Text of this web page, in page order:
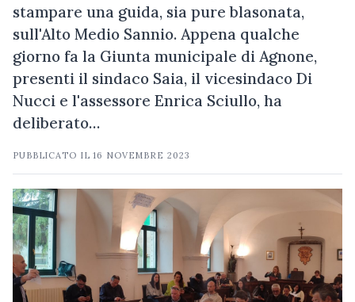
stampare una guida, sia pure blasonata,
sull'Alto Medio Sannio. Appena qualche
giorno fa la Giunta municipale di Agnone,
presenti il sindaco Saia, il vicesindaco Di
Nucci e l'assessore Enrica Sciullo, ha
deliberato…
PUBBLICATO IL16 NOVEMBRE 2023